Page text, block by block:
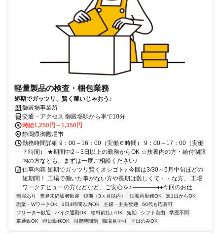
軽量製品の検査・梱包業務
短期でガッツリ、賢く稼いじゃおう♪
御殿場事業所
交通・アクセス 御殿場駅から車で10分
時給1,250円～1,350円
静岡県御殿場市
勤務時間詳細 9：00～16：00（実働６時間） 9：00～17：00（実働
７時間） ★期間中2～3日以上の勤務からOK ☆扶養内の方・給付制限
内の方なども、まずは一度ご相談ください♪
仕事内容 短期でガッツリ賢くオシゴト♪ 今回は3/30～5月中旬ほどの
短期間！ 工場で働いた事がない方や長期は難しくて・・な方、 工場
ワークデビューの方などなど、ご安心を♪ ――――♦♦今回のお仕...
制服あり 業界未経験者歓迎 短期（3ヵ月以内） 扶養内勤務OK
週1日からOK
副業・WワークOK
1日4時間以内OK 主婦・主夫歓迎
60代も応募可
フリーター歓迎
バイク通勤OK 給料前払いOK 短期 シフト自由
学歴不問
車通勤OK
即日勤務OK 固定時間制 職場見学可 平日のみOK